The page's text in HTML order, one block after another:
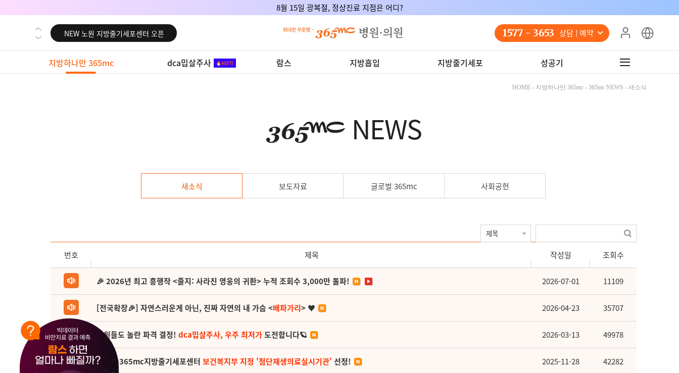
8월 15일 광복절, 정상진료 지점은 어디?
NEW 대전 지방줄기세포센터 오픈
NEW 노원 지방줄기세포센터 오픈
NEW 미국 LA점 오픈
NEW 부산 지방줄기세포센터 오픈
NEW 부산 지방줄기세포센터 오픈
1577 - 3653 상담 예약
지방하나만 365mc dca밉살주사 람스 지방흡입 지방줄기세포 성공기
HOME - 지방하나만 365mc - 365mc NEWS - 새소식
NEWS
새소식 보도자료 글로벌 365mc 사회공헌
번호 제목 작성일 조회수
🎉 2026년 최고 흥행작 <줄지: 사라진 영웅의 귀환> 누적 조회수 3,000만 돌파! 2026-07-01 11109
[전국확장🎉] 자연스러운게 아닌, 진짜 자연의 내 가슴 <배파가리> ♥ 2026-04-23 35707
직원들도 놀란 파격 결정! dca밉살주사, 우주 최저가도전합니다🪐 2026-03-13 49978
(축) 🎉365mc지방줄기세포센터 보건복지부 지정 '첨단재생의료실시기관' 선정! 2025-11-28 42282